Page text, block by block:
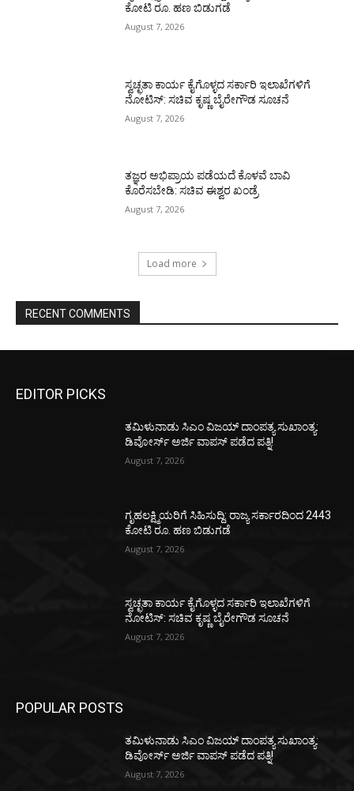
ಕೋಟಿ ರೂ. ಹಣ ಬಿಡುಗಡೆ
August 7, 2026
ಸ್ವಚ್ಛತಾ ಕಾರ್ಯ ಕೈಗೊಳ್ಳದ ಸರ್ಕಾರಿ ಇಲಾಖೆಗಳಿಗೆ
ನೋಟಿಸ್: ಸಚಿವ ಕೃಷ್ಣ ಬೈರೇಗೌಡ ಸೂಚನೆ
August 7, 2026
ತಜ್ಞರ ಅಭಿಪ್ರಾಯ ಪಡೆಯದೆ ಕೊಳವೆ ಬಾವಿ
ಕೊರೆಸಬೇಡಿ: ಸಚಿವ ಈಶ್ವರ ಖಂಡ್ರೆ
August 7, 2026
Load more
RECENT COMMENTS
EDITOR PICKS
ತಮಿಳುನಾಡು ಸಿಎಂ ವಿಜಯ್‌ ದಾಂಪತ್ಯ ಸುಖಾಂತ್ಯ:
ಡಿವೋರ್ಸ್‌ ಅರ್ಜಿ ವಾಪಸ್‌ ಪಡೆದ ಪತ್ನಿ!
August 7, 2026
ಗೃಹಲಕ್ಷ್ಮಿಯರಿಗೆ ಸಿಹಿಸುದ್ದಿ: ರಾಜ್ಯ ಸರ್ಕಾರದಿಂದ 2443
ಕೋಟಿ ರೂ. ಹಣ ಬಿಡುಗಡೆ
August 7, 2026
ಸ್ವಚ್ಛತಾ ಕಾರ್ಯ ಕೈಗೊಳ್ಳದ ಸರ್ಕಾರಿ ಇಲಾಖೆಗಳಿಗೆ
ನೋಟಿಸ್: ಸಚಿವ ಕೃಷ್ಣ ಬೈರೇಗೌಡ ಸೂಚನೆ
August 7, 2026
POPULAR POSTS
ತಮಿಳುನಾಡು ಸಿಎಂ ವಿಜಯ್‌ ದಾಂಪತ್ಯ ಸುಖಾಂತ್ಯ:
ಡಿವೋರ್ಸ್‌ ಅರ್ಜಿ ವಾಪಸ್‌ ಪಡೆದ ಪತ್ನಿ!
August 7, 2026